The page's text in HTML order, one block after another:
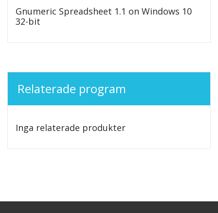
Gnumeric Spreadsheet 1.1 on Windows 10
32-bit
Relaterade program
Inga relaterade produkter